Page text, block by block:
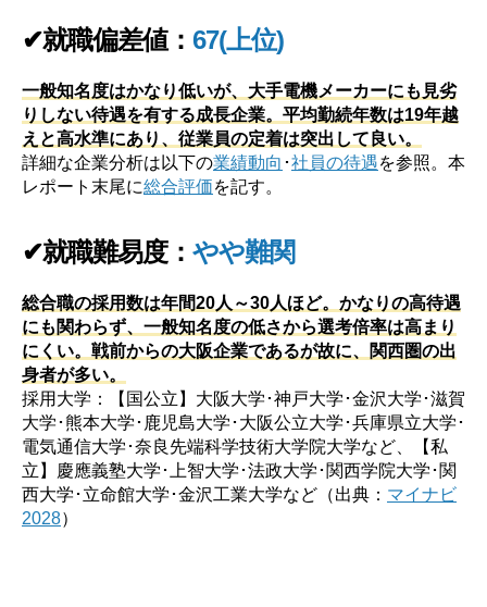
✔就職偏差値：67(上位)
一般知名度はかなり低いが、大手電機メーカーにも見劣
りしない待遇を有する成長企業。平均勤続年数は19年越
えと高水準にあり、従業員の定着は突出して良い。
詳細な企業分析は以下の業績動向 ･社員の待遇を参照。本
レポート末尾に総合評価を記す。
✔就職難易度：やや難関
総合職の採用数は年間20人～30人ほど。かなりの高待遇
にも関わらず、一般知名度の低さから選考倍率は高まり
にくい。戦前からの大阪企業であるが故に、関西圏の出
身者が多い。
採用大学：【国公立】大阪大学･神戸大学･金沢大学･滋賀
大学･熊本大学･鹿児島大学･大阪公立大学･兵庫県立大学･
電気通信大学･奈良先端科学技術大学院大学など、【私
立】慶應義塾大学･上智大学･法政大学･関西学院大学･関
西大学･立命館大学･金沢工業大学など（出典： マイナビ
2028）